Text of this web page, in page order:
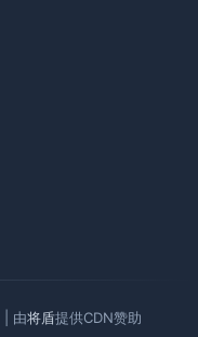
| 由将盾提供CDN赞助